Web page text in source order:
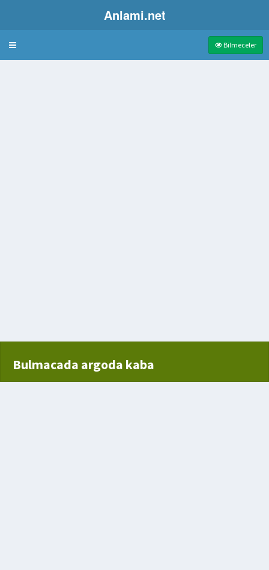
Anlami.net
Bulmaca Bilmeceler
Bulmacada argoda kaba